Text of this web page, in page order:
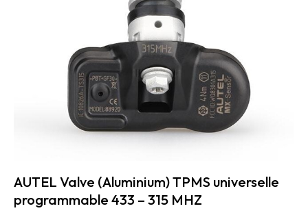
AUTEL Valve (Aluminium) TPMS universelle
programmable 433 – 315 MHZ